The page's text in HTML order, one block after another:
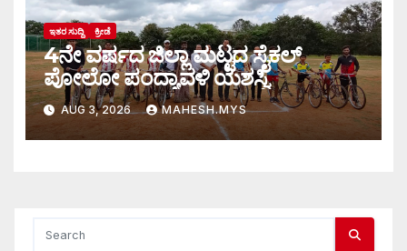
ಇತರ ಸುದ್ದಿ ಕ್ರೀಡೆ
4ನೇ ವರ್ಷದ ಜಿಲ್ಲಾ ಮಟ್ಟದ ಸೈಕಲ್
ಪೋಲೋ ಪಂದ್ಯಾವಳಿ ಯಶಸ್ವಿ
AUG 3, 2026 MAHESH.MYS